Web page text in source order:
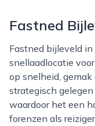
Fastned
Fastned bijleveld in harmelen is een moderne
snellaadlocatie
op snelheid, gemak
strategisch
waardoor het een
forenzen als